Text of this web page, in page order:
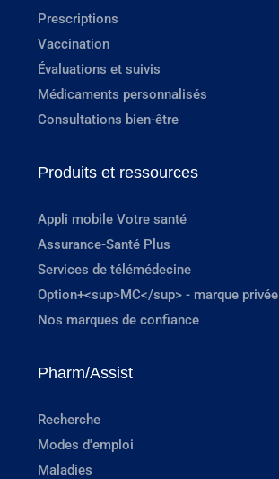
Prescriptions
Vaccination
Évaluations et suivis
Médicaments personnalisés
Consultations bien-être
Produits et ressources
Appli mobile Votre santé
Assurance-Santé Plus
Services de télémédecine
Option+<sup>MC</sup> - marque privée
Nos marques de confiance
Pharm/Assist
Recherche
Modes d'emploi
Maladies